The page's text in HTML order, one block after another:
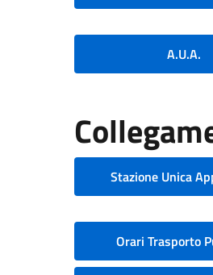
A.U.A.
Stazione Unica
Orari Trasporto